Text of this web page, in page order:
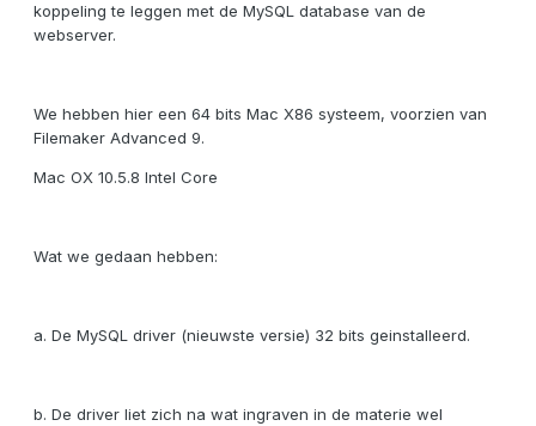
koppeling te leggen met de MySQL database van de
webserver.
We hebben hier een 64 bits Mac X86 systeem, voorzien van
Filemaker Advanced 9.
Mac OX 10.5.8 Intel Core
Wat we gedaan hebben:
a. De MySQL driver (nieuwste versie) 32 bits geinstalleerd.
b. De driver liet zich na wat ingraven in de materie wel